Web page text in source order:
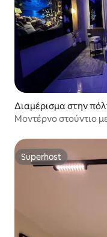
Διαμέρισμα στην
Μοντέρνο στούντιο
Superhost
Superhost